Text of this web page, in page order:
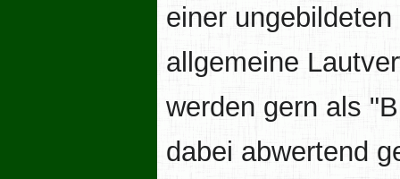
einer
allgemeine
werden gern als
dabei abwertend